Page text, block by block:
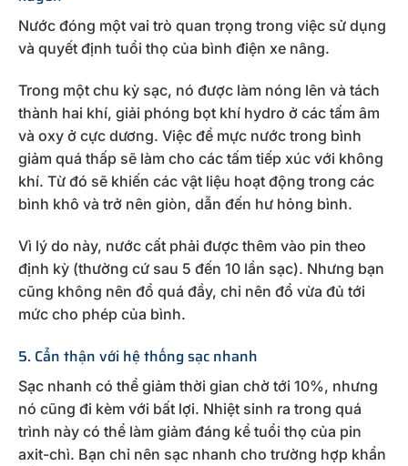
Nước đóng một vai trò quan trọng trong việc sử dụng
và quyết định tuổi thọ của bình điện xe nâng.
Trong một chu kỳ sạc, nó được làm nóng lên và tách
thành hai khí, giải phóng bọt khí hydro ở các tấm âm
và oxy ở cực dương. Việc để mực nước trong bình
giảm quá thấp sẽ làm cho các tấm tiếp xúc với không
khí. Từ đó sẽ khiến các vật liệu hoạt động trong các
bình khô và trở nên giòn, dẫn đến hư hỏng bình.
Vì lý do này, nước cất phải được thêm vào pin theo
định kỳ (thường cứ sau 5 đến 10 lần sạc). Nhưng bạn
cũng không nên đổ quá đầy, chỉ nên đổ vừa đủ tới
mức cho phép của bình.
5. Cẩn thận với hệ thống sạc nhanh
Sạc nhanh có thể giảm thời gian chờ tới 10%, nhưng
nó cũng đi kèm với bất lợi. Nhiệt sinh ra trong quá
trình này có thể làm giảm đáng kể tuổi thọ của pin
axit-chì. Bạn chỉ nên sạc nhanh cho trường hợp khẩn